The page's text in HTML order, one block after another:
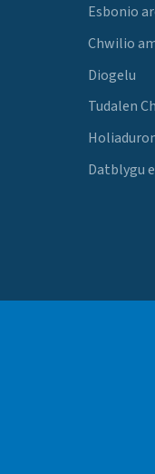
Esbonio
Chwilio
Diogelu
Tudalen
Datblygu